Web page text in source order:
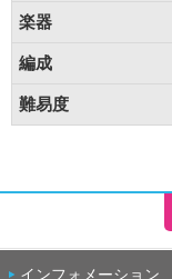
楽器
編成
難易度
インフォメーション